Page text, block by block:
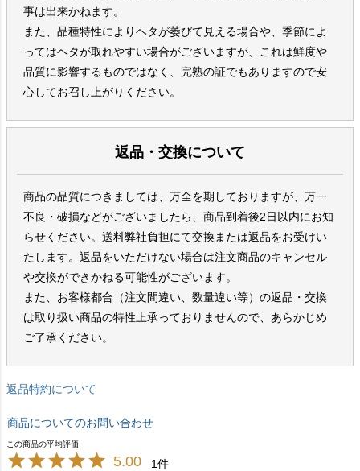
事は出来かねます。
また、品種特性によりヘタが萎びて見える場合や、季節によ
ってはヘタが取れやすい場合がございますが、これは鮮度や
品質に影響するものではなく、完熟の証でもありますので安
心してお召し上がりください。
返品・交換について
商品の品質につきましては、万全を期しておりますが、万一
不良・破損などがございましたら、商品到着後2日以内にお知
らせください。送料弊社負担にて交換または返品をお受けい
たします。返品をいただけない場合は注文商品のキャンセル
や交換ができかねる可能性がございます。
また、お客様都合（注文間違い、数量違い等）の返品・交換
は取り扱い商品の特性上承っておりませんので、あらかじめ
ご了承ください。
返品特約について
商品についてのお問い合わせ
5.00 1